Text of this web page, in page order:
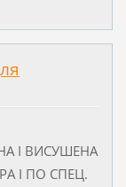
І ВИСУШЕНА
І ПО СПЕЦ.